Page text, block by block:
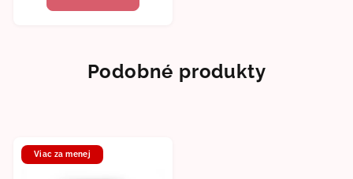
Podobné produkty
Viac za menej